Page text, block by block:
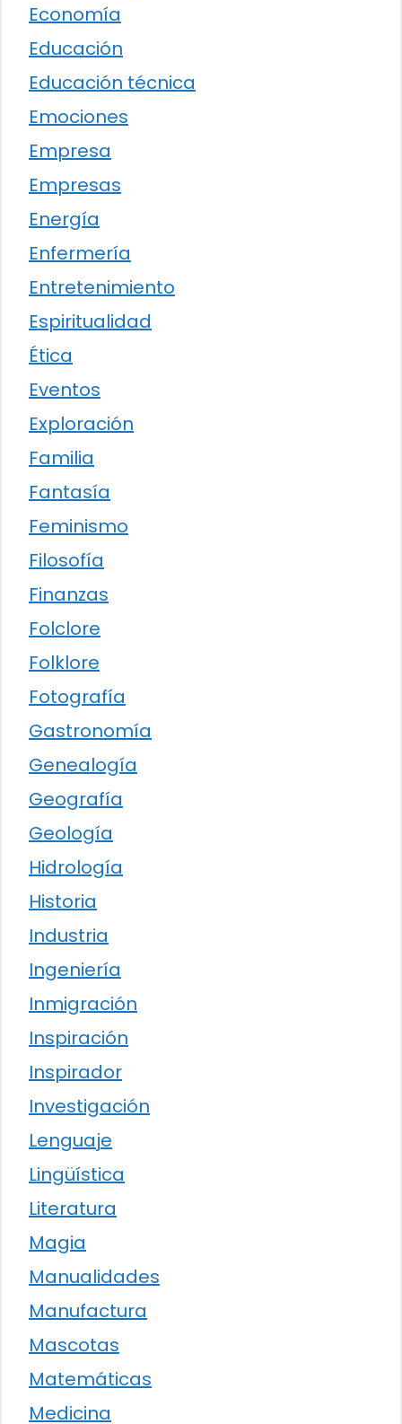
Economía
Educación
Educación técnica
Emociones
Empresa
Empresas
Energía
Enfermería
Entretenimiento
Espiritualidad
Ética
Eventos
Exploración
Familia
Fantasía
Feminismo
Filosofía
Finanzas
Folclore
Folklore
Fotografía
Gastronomía
Genealogía
Geografía
Geología
Hidrología
Historia
Industria
Ingeniería
Inmigración
Inspiración
Inspirador
Investigación
Lenguaje
Lingüística
Literatura
Magia
Manualidades
Manufactura
Mascotas
Matemáticas
Medicina